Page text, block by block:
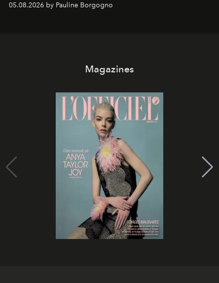
05.08.2026 by Pauline Borgogno
Magazines